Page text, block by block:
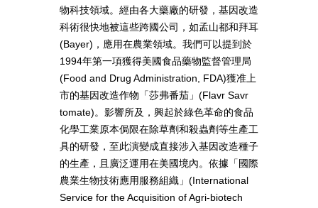
物科技領域。經由各大藥廠的研發，基因改造
科術很快地被這些跨國公司，如孟山都和拜耳
(Bayer)，應用在農業領域。我們可以提到於
1994年第一項獲得美國食品藥物監督管理局
(Food and Drug Administration, FDA)獲准上
市的基因改造作物「莎弗番茄」(Flavr Savr
tomate)。影響所及，興起於綠色革命的食品
化學工業原本侷限在除草劑和殺蟲劑等生產工
具的研發，至此演變成直接涉入基因改造種子
的生產，且廣泛運用在美國境內。依據「國際
農業生物技術應用服務組織」(International
Service for the Acquisition of Agri-biotech